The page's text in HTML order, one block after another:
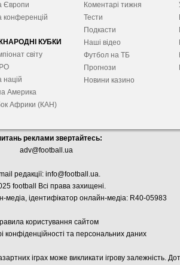
Європи
конференцій
КУБКИ
світу
націй
Америка
Африки (КАН)
Коментарі тижня
Тести
Подкасти
Наші відео
Футбол на ТБ
Прогнози
Новини казино
реклами звертайтесь:
adv@football.ua
редакції: info@football.ua.
football Всі права захищені.
медіа, ідентифікатор онлайн-медіа: R40-05983
користування сайтом
конфіденційності та персональних даних
іграх може викликати ігрову залежність.